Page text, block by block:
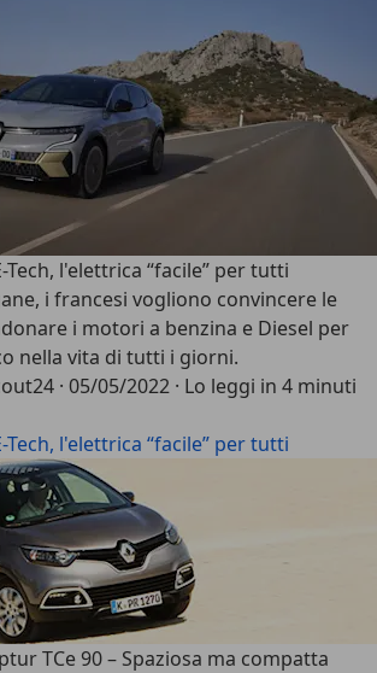
Tech, l'elettrica “facile” per tutti
i francesi vogliono convincere le
i motori a benzina e Diesel per
nella vita di tutti i giorni.
· 05/05/2022 · Lo leggi in 4 minuti
Tech, l'elettrica “facile” per tutti
TCe 90 – Spaziosa ma compatta